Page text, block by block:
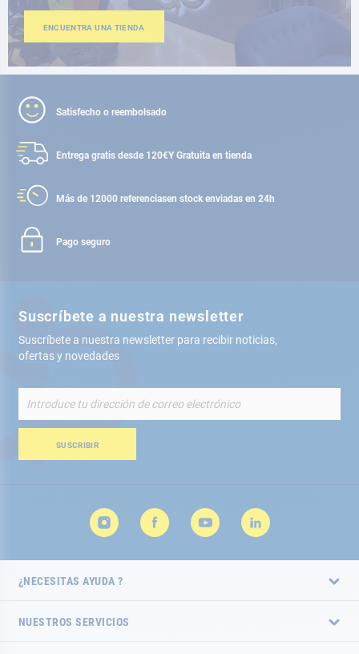
ENCUENTRA UNA TIENDA
Satisfecho o reembolsado
Entrega gratis desde 120€Y Gratuita en tienda
Más de 12000 referenciasen stock enviadas en 24h
Pago seguro
Suscríbete a nuestra newsletter
Suscríbete a nuestra newsletter para recibir noticias,
ofertas y novedades
nuestro
de
SUSCRIBIR
¿NECESITAS AYUDA ?
NUESTROS SERVICIOS